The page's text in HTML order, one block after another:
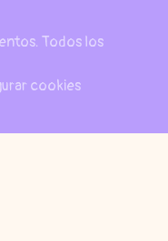
Todos los
cookies